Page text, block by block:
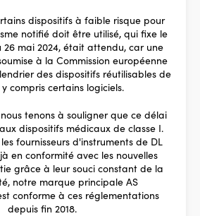
dispositifs à faible risque pour
notifié doit être utilisé, qui fixe le
mai 2024, était attendu, car une
à la Commission européenne
des dispositifs réutilisables de
compris certains logiciels.
tenons à souligner que ce délai
dispositifs médicaux de classe I.
fournisseurs d'instruments de DL
en conformité avec les nouvelles
grâce à leur souci constant de la
notre marque principale AS
conforme à ces réglementations
depuis fin 2018.